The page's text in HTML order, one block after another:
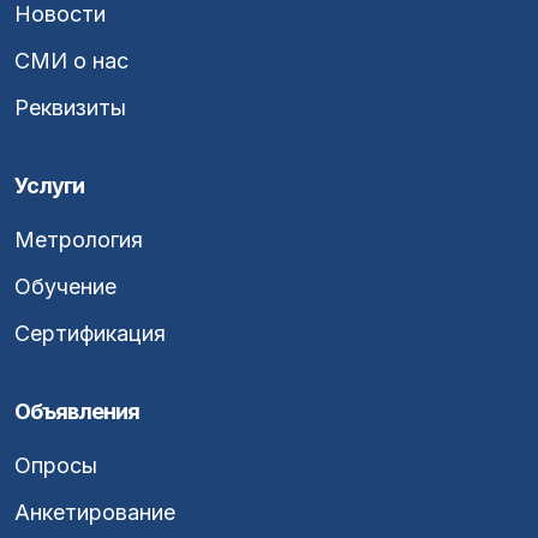
Новости
СМИ о нас
Реквизиты
Услуги
Метрология
Обучение
Сертификация
Объявления
Опросы
Анкетирование